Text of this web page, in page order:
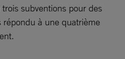
subventions pour des
répondu à une quatrième